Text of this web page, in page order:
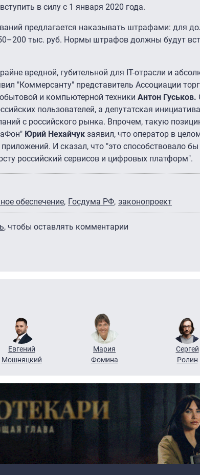
в силу с 1 января 2020 года.
предлагается наказывать штрафами: для
тыс. руб. Нормы штрафов должны будут
вредной, губительной для IT-отрасли и
"Коммерсанту" представитель Ассоциации
и компьютерной техники Антон Гуськов.
пользователей, а депутатская
с российского рынка. Впрочем, такую
Юрий Нехайчук заявил, что оператор в
И сказал, что "это способствовало
российский сервисов и цифровых платформ".
обеспечение Госдума РФ законопроект
, чтобы оставлять комментарии
Евгений
Мошняцкий
Мария
Фомина
Сергей
Ролин